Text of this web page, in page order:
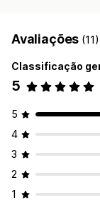
Avaliações (11)
Classificação
5
5
4
3
2
1